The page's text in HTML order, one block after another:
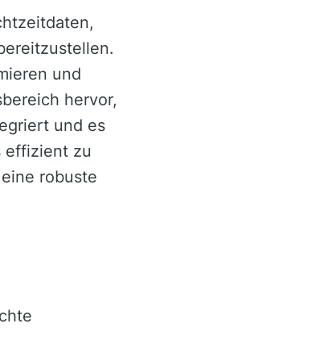
und
hervor,
und es
effizient zu
eine robuste